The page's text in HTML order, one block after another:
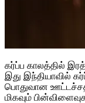
கர்ப்ப காலத்தில்
இது இந்தியாவில்
பொதுவான
மிகவும்